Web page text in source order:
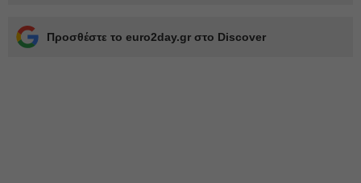
Προσθέστε το euro2day.gr στο Discover